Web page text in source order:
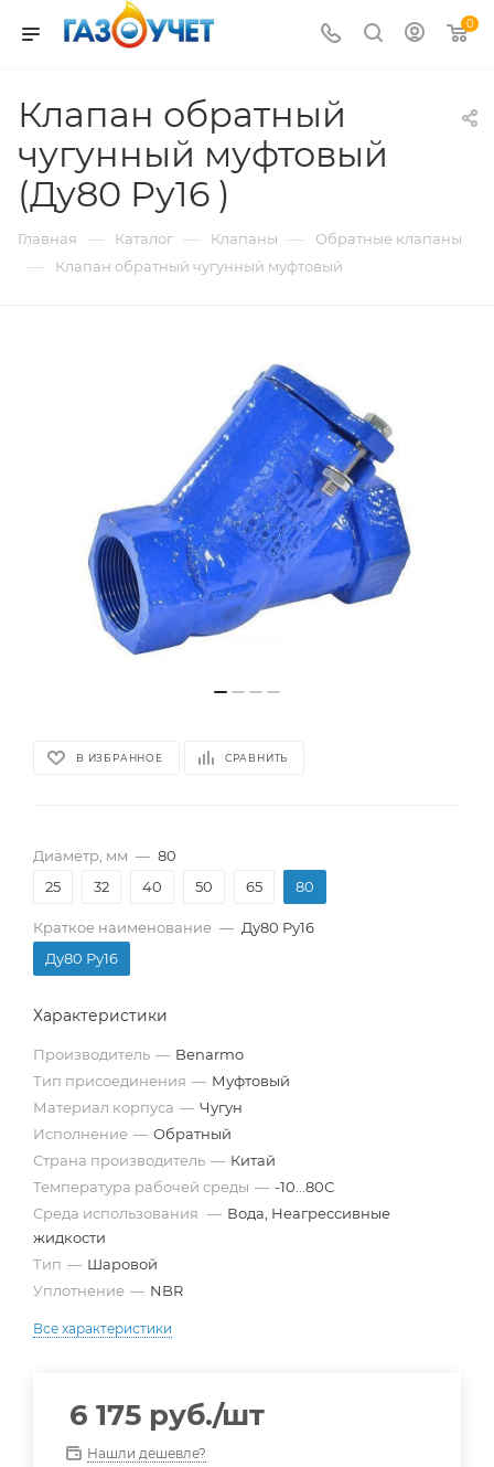
0
Клапан обратный
чугунный муфтовый
(Ду80 Ру16 )
Главная — Каталог — Клапаны — Обратные клапаны
— Клапан обратный чугунный муфтовый
В ИЗБРАННОЕ СРАВНИТЬ
Диаметр, мм — 80
25
32 40 50 65 80
Краткое наименование — Ду80 Ру16
Ду80 Ру16
Характеристики
Производитель — Benarmo
Тип присоединения — Муфтовый
Материал корпуса — Чугун
Исполнение — Обратный
Страна производитель — Китай
Температура рабочей среды — -10...80С
Среда использования — Вода, Неагрессивные
жидкости
Тип — Шаровой
Уплотнение — NBR
Все характеристики
6 175 руб./шт
Нашли дешевле?